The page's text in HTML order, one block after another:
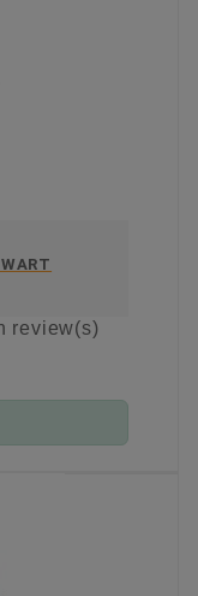
review(s)